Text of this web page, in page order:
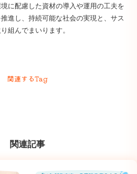
に配慮した資材の導入や運用の工夫を
進し、持続可能な社会の実現と、サス
組んでまいります。
関連するTag
関連記事